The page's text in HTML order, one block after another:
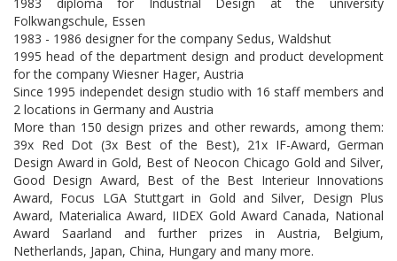
Folkwangschule, Essen
1983 - 1986 designer for the company Sedus, Waldshut
1995 head of the department design and product development
for the company Wiesner Hager, Austria
Since 1995 independet design studio with 16 staff members and
2 locations in Germany and Austria
More than 150 design prizes and other rewards, among them:
39x Red Dot (3x Best of the Best), 21x IF-Award, German
Design Award in Gold, Best of Neocon Chicago Gold and Silver,
Good Design Award, Best of the Best Interieur Innovations
Award, Focus LGA Stuttgart in Gold and Silver, Design Plus
Award, Materialica Award, IIDEX Gold Award Canada, National
Award Saarland and further prizes in Austria, Belgium,
Netherlands, Japan, China, Hungary and many more.